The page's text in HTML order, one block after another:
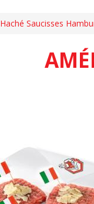
Haché Saucisses